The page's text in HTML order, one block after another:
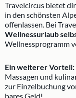
Travelcircus bietet
in den schönsten
offenlassen. Bei
Wellnessurlaub
Wellnessprogramm
Ein weiterer Vorteil:
Massagen und
zur Einzelbuchung
bares Geld!